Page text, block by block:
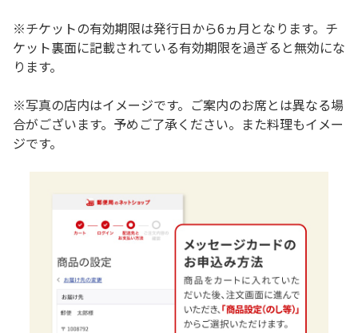
※チケットの有効期限は発行日から6ヵ月となります。チ
ケット裏面に記載されている有効期限を過ぎると無効にな
ります。
※写真の店内はイメージです。ご案内のお席とは異なる場
合がございます。予めご了承ください。また料理もイメー
ジです。